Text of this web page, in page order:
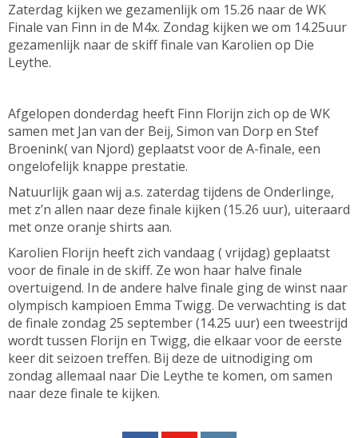
Zaterdag kijken we gezamenlijk om 15.26 naar de WK
Finale van Finn in de M4x. Zondag kijken we om 14.25uur
gezamenlijk naar de skiff finale van Karolien op Die
Leythe.
Afgelopen donderdag heeft Finn Florijn zich op de WK
samen met Jan van der Beij, Simon van Dorp en Stef
Broenink( van Njord) geplaatst voor de A-finale, een
ongelofelijk knappe prestatie.
Natuurlijk gaan wij a.s. zaterdag tijdens de Onderlinge,
met z’n allen naar deze finale kijken (15.26 uur), uiteraard
met onze oranje shirts aan.
Karolien Florijn heeft zich vandaag ( vrijdag) geplaatst
voor de finale in de skiff. Ze won haar halve finale
overtuigend. In de andere halve finale ging de winst naar
olympisch kampioen Emma Twigg. De verwachting is dat
de finale zondag 25 september (14.25 uur) een tweestrijd
wordt tussen Florijn en Twigg, die elkaar voor de eerste
keer dit seizoen treffen. Bij deze de uitnodiging om
zondag allemaal naar Die Leythe te komen, om samen
naar deze finale te kijken.